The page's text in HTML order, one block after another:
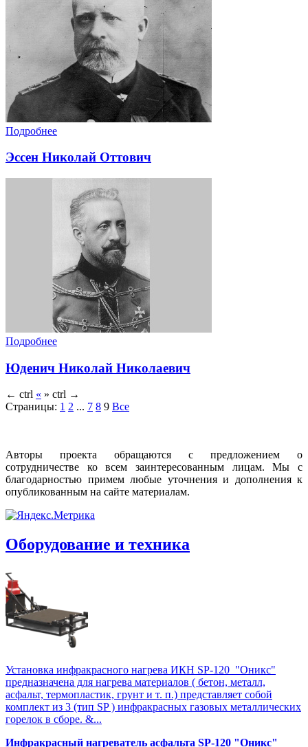
Подробнее
Эссен Николай Оттович
Подробнее
Юденич Николай Николаевич
← ctrl « » ctrl →
Страницы: 1 2 ... 7 8 9 Все
Авторы проекта обращаются с предложением о
сотрудничестве ко всем заинтересованным лицам. Мы с
благодарностью примем любые уточнения и дополнения к
опубликованным на сайте материалам.
Оборудование и техника
Установка инфракрасного нагрева ИКН SP-120 "Оникс"
предназначена для нагрева материалов ( бетон, металл,
асфальт, термопластик, грунт и т. п.) представляет собой
комплект из 3 (тип SP ) инфракрасных газовых металлических
горелок в сборе. &...
Инфракрасный нагреватель асфальта SP-120 "Оникс"